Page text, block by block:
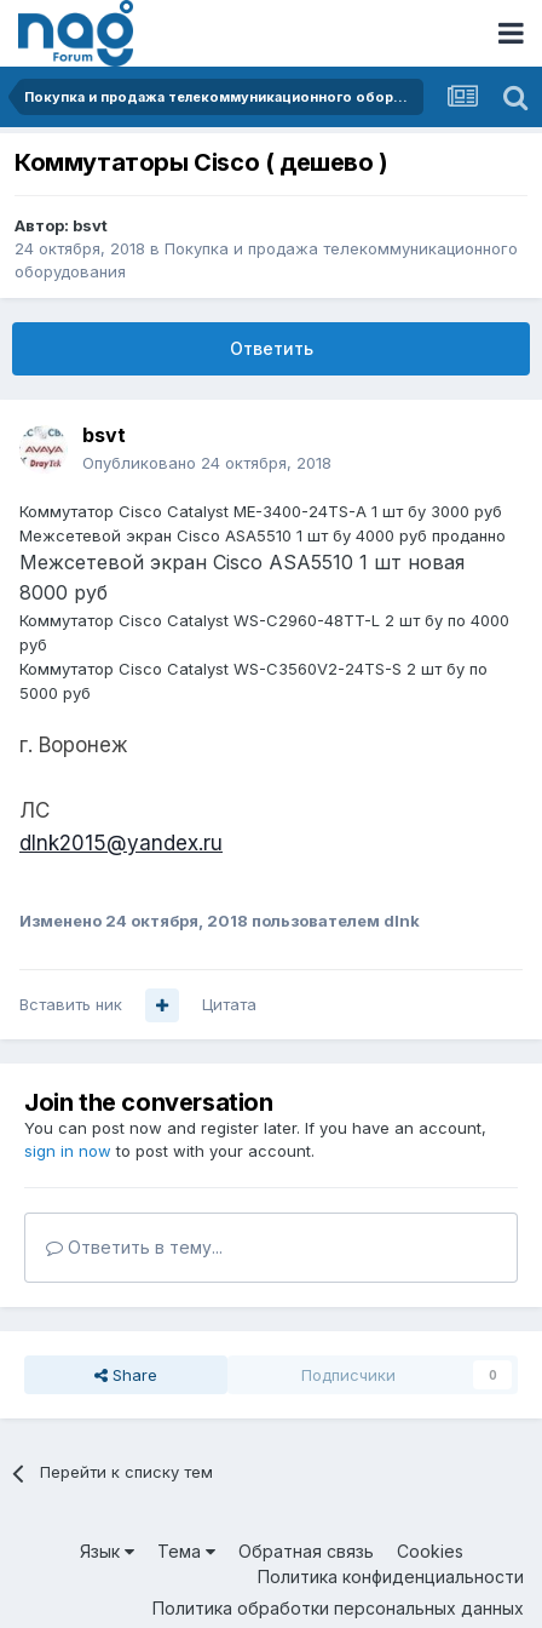
Покупка и продажа телекоммуникационного оборудования
Коммутаторы Cisco ( дешево )
Автор: bsvt
24 октября, 2018 в Покупка и продажа телекоммуникационного
оборудования
Ответить
bsvt
Опубликовано 24 октября, 2018
Коммутатор Cisco Catalyst ME-3400-24TS-A 1 шт бу 3000 руб
Межсетевой экран Cisco ASA5510 1 шт бу 4000 руб проданно
Межсетевой экран Cisco ASA5510 1 шт новая
8000 руб
Коммутатор Cisco Catalyst WS-C2960-48TT-L 2 шт бу по 4000
руб
Коммутатор Cisco Catalyst WS-C3560V2-24TS-S 2 шт бу по
5000 руб
г. Воронеж
ЛС
dlnk2015@yandex.ru
Изменено 24 октября, 2018 пользователем dlnk
Вставить ник Цитата
Join the conversation
You can post now and register later. If you have an account,
sign in now to post with your account.
Ответить в тему...
Share Подписчики 0
Перейти к списку тем
Язык Тема Обратная связь
Cookies
Политика конфиденциальности
Политика обработки персональных данных